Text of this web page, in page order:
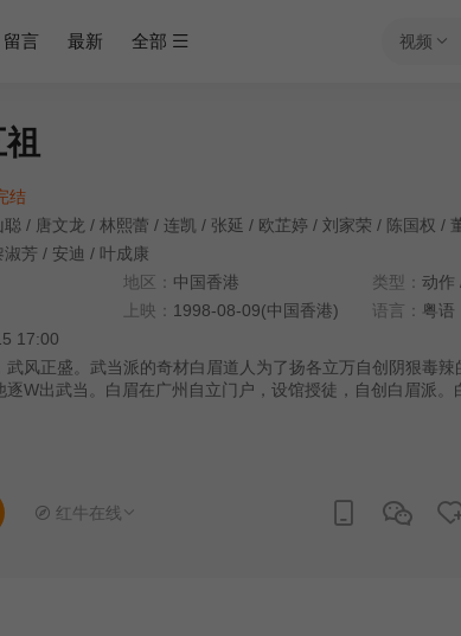
视频
留言 最新 全部
结
聪 / 唐文龙 / 林熙蕾 / 连凯 / 张延 / 欧芷婷 / 刘家荣 / 陈国权 /
淑芳 / 安迪 / 叶成康
地区： 中国香港 类型： 动作
上映： 1998-08-09(中国香港) 语言： 粤语
17:00
武风正盛。武当派的奇材白眉道人为了扬各立万自创阴狠毒
逐W出武当。白眉在广州自立门户，设馆授徒，自创白眉派。
红牛在线